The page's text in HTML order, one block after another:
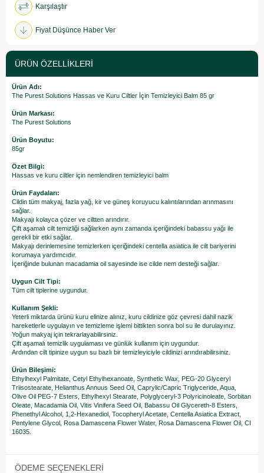
Karşılaştır
Fiyat Düşünce Haber Ver
ÜRÜN ÖZELLIKLERI
Ürün Adı:
The Purest Solutions Hassas ve Kuru Ciltler İçin Temizleyici Balm 85 gr
Ürün Markası:
The Purest Solutions
Ürün Boyutu:
85gr
Özet Bilgi:
Hassas ve kuru ciltler için nemlendiren temizleyici balm
Ürün Faydaları:
Cildin tüm makyaj, fazla yağ, kir ve güneş koruyucu kalıntılarından arınmasını
sağlar.
Makyajı kolayca çözer ve ciltten arındırır.
Çift aşamalı cilt temizliği sağlarken aynı zamanda içeriğindeki babassu yağı ile
gerekli bir etki sağlar.
Makyajı derinlemesine temizlerken içeriğindeki centella asiatica ile cilt bariyerini
korumaya yardımcıdır.
İçeriğinde bulunan macadamia oil sayesinde ise cilde nem desteği sağlar.
Uygun Cilt Tipi:
Tüm cilt tiplerine uygundur.
Kullanım Şekli:
Yeterli miktarda ürünü kuru elinize alınız, kuru cildinize göz çevresi dahil nazik
hareketlerle uygulayın ve temizleme işlemi bittikten sonra bol su ile durulayınız.
Yoğun makyaj için tekrarlayabilirsiniz.
Çift aşamalı temizlik uygulaması ve günlük kullanım için uygundur.
​Ardından cilt tipinize uygun su bazlı bir temizleyiciyle cildinizi arındırabilirsiniz.
Ürün Bileşimi:
Ethylhexyl Palmitate, Cetyl Ethylhexanoate, Synthetic Wax, PEG-20 Glyceryl
Triisostearate, Helianthus Annuus Seed Oil, Caprylic/Capric Triglyceride, Aqua,
Olive Oil PEG-7 Esters, Ethylhexyl Stearate, Polyglyceryl-3 Polyricinoleate, Sorbitan
Oleate, Macadamia Oil, Vitis Vinifera Seed Oil, Babassu Oil Glycereth-8 Esters,
Phenethyl Alcohol, 1,2-Hexanediol, Tocopheryl Acetate, Centella Asiatica Extract,
Pentylene Glycol, Rosa Damascena Flower Water, Rosa Damascena Flower Oil, CI
16035.
ÖDEME SEÇENEKLERI